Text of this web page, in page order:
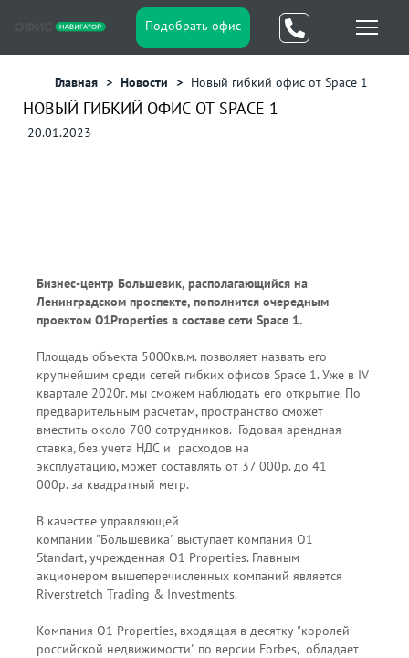
Подобрать офис
Главная Новости Новый гибкий офис от Space 1
НОВЫЙ ГИБКИЙ ОФИС ОТ SPACE 1
20.01.2023
Бизнес-центр Большевик, располагающийся на
Ленинградском проспекте, пополнится очередным
проектом O1Properties в составе сети Space 1.
Площадь объекта 5000кв.м. позволяет назвать его
крупнейшим среди сетей гибких офисов Space 1. Уже в IV
квартале 2020г. мы сможем наблюдать его открытие. По
предварительным расчетам, пространство сможет
вместить около 700 сотрудников. Годовая арендная
ставка, без учета НДС и расходов на
эксплуатацию, может составлять от 37 000р. до 41
000р. за квадратный метр.
В качестве управляющей
компании "Большевика" выступает компания О1
Standart, учрежденная O1 Properties. Главным
акционером вышеперечисленных компаний является
Riverstretch Trading & Investments.
Компания О1 Properties, входящая в десятку "королей
российской недвижимости" по версии Forbes, обладает